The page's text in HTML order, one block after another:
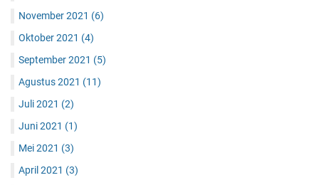
November 2021 (6)
Oktober 2021 (4)
September 2021 (5)
Agustus 2021 (11)
Juli 2021 (2)
Juni 2021 (1)
Mei 2021 (3)
April 2021 (3)